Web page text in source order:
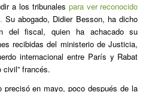
a los tribunales para ver reconocido
Su abogado, Didier Besson, ha dicho
del fiscal, quien ha achacado su
recibidas del ministerio de Justicia,
internacional entre París y Rabat
civil” francés.
precisó en mayo, poco después de la